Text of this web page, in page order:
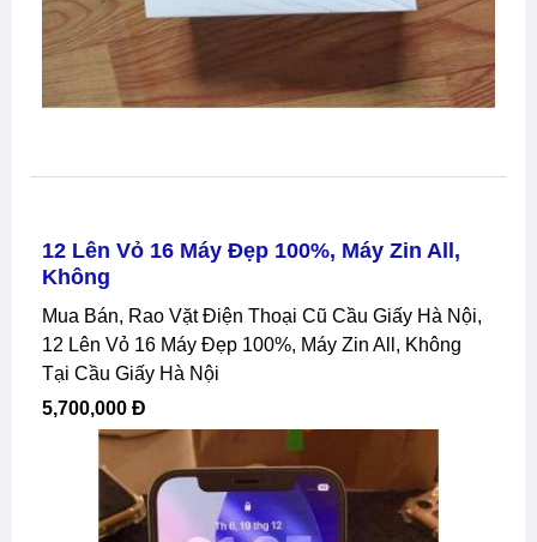
12 Lên Vỏ 16 Máy Đẹp 100%, Máy Zin All,
Không
Mua Bán, Rao Vặt Điện Thoại Cũ Cầu Giấy Hà Nội,
12 Lên Vỏ 16 Máy Đẹp 100%, Máy Zin All, Không
Tại Cầu Giấy Hà Nội
5,700,000 Đ